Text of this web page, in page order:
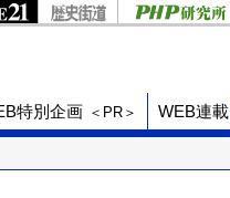
特別企画 ＜PR＞ WEB連載